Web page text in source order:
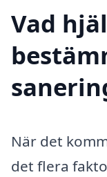
Vad
När det
det flera